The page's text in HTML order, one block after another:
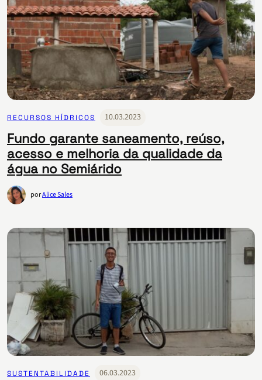
RECURSOS HÍDRICOS 10.03.2023
Fundo garante saneamento, reúso,
acesso e melhoria da qualidade da
água no Semiárido
porAlice Sales
SUSTENTABILIDADE 06.03.2023